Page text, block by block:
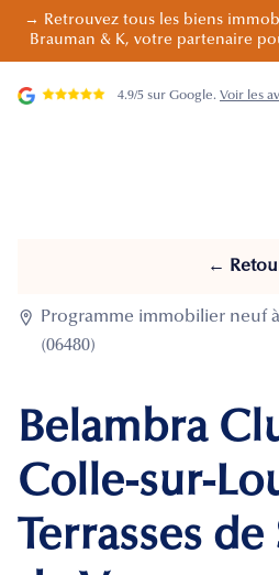
→ Retrouvez tous les biens
Brauman & K, votre partenaire
4.9/5 sur Google. Voir les
←

Programme immobilier neuf
(06480)
Belambra
Colle-sur-
Terrasses de